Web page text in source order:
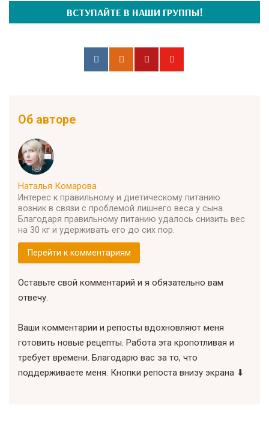
ВСТУПАЙТЕ В НАШИ ГРУППЫ!
Об авторе
Наталья Комарова
Интерес к правильному и диетическому питанию
возник в связи с проблемой лишнего веса у сына.
Благодаря правильному питанию удалось снизить вес
на 30 кг и удерживать его до сих пор.
Перейти к комментариям
Оставьте свой комментарий и я обязательно вам
отвечу.
Ваши комментарии и репосты вдохновляют меня
готовить новые рецепты. Работа эта кропотливая и
требует времени. Благодарю вас за то, что
поддерживаете меня. Кнопки репоста внизу экрана ⬇